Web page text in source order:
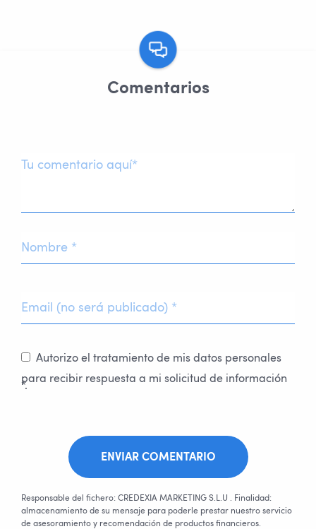
Comentarios
Autorizo el tratamiento de mis datos personales
para recibir respuesta a mi solicitud de información
*.
ENVIAR COMENTARIO
Responsable del fichero: CREDEXIA MARKETING S.L.U . Finalidad:
almacenamiento de su mensaje para poderle prestar nuestro servicio
de asesoramiento y recomendación de productos financieros.